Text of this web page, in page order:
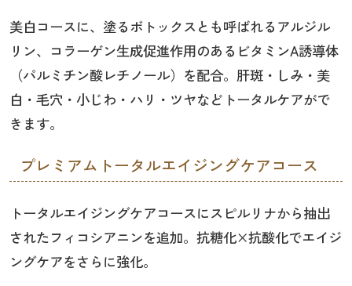
美白コースに、塗るボトックスとも呼ばれるアルジル
リン、コラーゲン生成促進作用のあるビタミンA誘導体
（パルミチン酸レチノール）を配合。肝斑・しみ・美
白・毛穴・小じわ・ハリ・ツヤなどトータルケアがで
きます。
プレミアムトータルエイジングケアコース
トータルエイジングケアコースにスピルリナから抽出
されたフィコシアニンを追加。抗糖化×抗酸化でエイジ
ングケアをさらに強化。